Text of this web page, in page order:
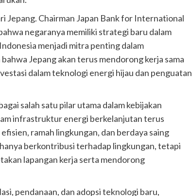
Jepang. Chairman Japan Bank for International
negaranya memiliki strategi baru dalam
menjadi mitra penting dalam
Jepang akan terus mendorong kerja sama
dalam teknologi energi hijau dan penguatan
salah satu pilar utama dalam kebijakan
infrastruktur energi berkelanjutan terus
ramah lingkungan, dan berdaya saing
berkontribusi terhadap lingkungan, tetapi
lapangan kerja serta mendorong
pendanaan, dan adopsi teknologi baru,